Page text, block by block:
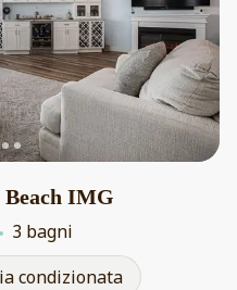
Beach IMG
3 bagni
condizionata